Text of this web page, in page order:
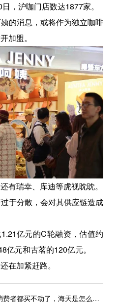
，沪咖门店数达1877家。
的消息，或将作为独立咖啡
加盟。
有瑞幸、库迪等虎视眈眈。
于分散，会对其供应链造成
亿元的C轮融资，估值约
亿元和古茗的120亿元。
在加紧赶路。
买不动了，海天是怎么杀回来的？